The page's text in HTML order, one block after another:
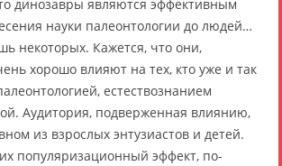
динозавры являются эффективным
науки палеонтологии до людей…
некоторых. Кажется, что они,
хорошо влияют на тех, кто уже и так
естествознанием
Аудитория, подверженная влиянию,
из взрослых энтузиастов и детей.
популяризационный эффект, по-